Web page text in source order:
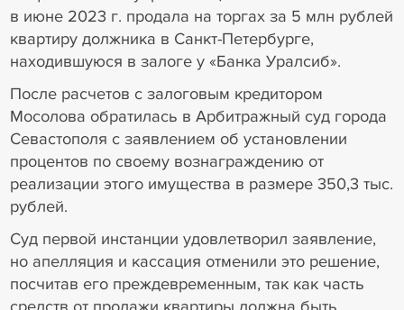
в июне 2023 г. продала на торгах за 5 млн рублей
квартиру должника в Санкт-Петербурге,
находившуюся в залоге у «Банка Уралсиб».
После расчетов с залоговым кредитором
Мосолова обратилась в Арбитражный суд города
Севастополя с заявлением об установлении
процентов по своему вознаграждению от
реализации этого имущества в размере 350,3 тыс.
рублей.
Суд первой инстанции удовлетворил заявление,
но апелляция и кассация отменили это решение,
посчитав его преждевременным, так как часть